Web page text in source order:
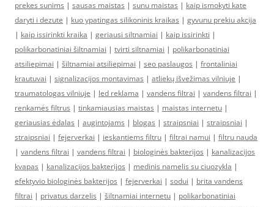
prekes sunims | sausas maistas | sunu maistas | kaip ismokyti kate
daryti i dezute | kuo ypatingas silikoninis kraikas | gyvunu prekiu akcija
| kaip issirinkti kraika | geriausi siltnamiai | kaip issirinkti |
polikarbonatiniai šiltnamiai | tvirti siltnamiai | polikarbonatiniai
atsiliepimai | šiltnamiai atsiliepimai | seo paslaugos | frontaliniai
krautuvai | signalizacijos montavimas | atliekų išvežimas vilniuje |
traumatologas vilniuje | led reklama | vandens filtrai | vandens filtrai |
renkamės filtrus | tinkamiausias maistas | maistas internetu |
geriausias ėdalas | augintojams | blogas | straipsniai | straipsniai |
straipsniai | fejerverkai | ieskantiems filtru | filtrai namui | filtru nauda
| vandens filtrai | vandens filtrai | biologinės bakterijos | kanalizacijos
kvapas | kanalizacijos bakterijos | medinis namelis su ciuozykla |
efektyvio biologinės bakterijos | fejerverkai | sodui | brita vandens
filtrai | privatus darzelis | šiltnamiai internetu | polikarbonatiniai